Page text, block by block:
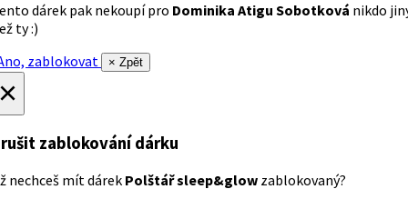
dárek pak nekoupí pro Dominika Atigu Sobotková nikdo
ty :)
zablokovat
× Zpět
zablokování dárku
nechceš mít dárek Polštář sleep&glow zablokovaný?